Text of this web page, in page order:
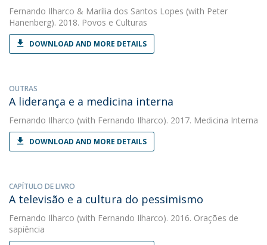
Fernando Ilharco & Marília dos Santos Lopes (with Peter
Hanenberg). 2018. Povos e Culturas
DOWNLOAD AND MORE DETAILS
OUTRAS
A liderança e a medicina interna
Fernando Ilharco (with Fernando Ilharco). 2017. Medicina Interna
DOWNLOAD AND MORE DETAILS
CAPÍTULO DE LIVRO
A televisão e a cultura do pessimismo
Fernando Ilharco (with Fernando Ilharco). 2016. Orações de
sapiência